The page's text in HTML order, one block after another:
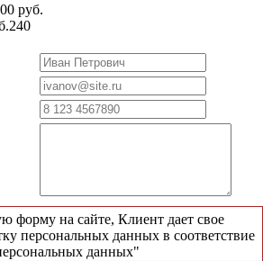
руб.
форму на сайте, Клиент дает свое
персональных данных в соответствие
данных"